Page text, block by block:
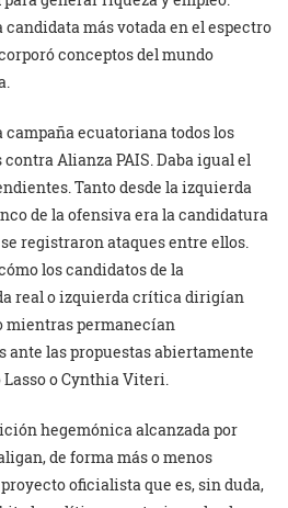
más votada en el espectro
conceptos del mundo
campaña ecuatoriana todos los
Alianza PAIS. Daba igual el
Tanto desde la izquierda
de la ofensiva era la candidatura
registraron ataques entre ellos.
los candidatos de la
real o izquierda crítica dirigían
mientras permanecían
ante las propuestas abiertamente
o Cynthia Viteri.
hegemónica alcanzada por
de forma más o menos
oficialista que es, sin duda,